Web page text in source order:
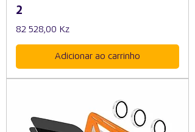
2
Preço
82 528,00 Kz
Adicionar ao carrinho